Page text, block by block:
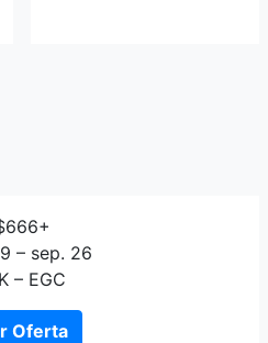
– sep. 26
– EGC
Oferta